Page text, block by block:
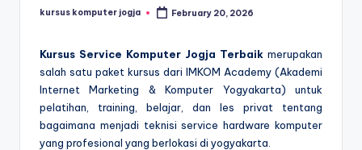
kursus komputer jogja February 20, 2026
Kursus Service Komputer Jogja Terbaik merupakan
salah satu paket kursus dari IMKOM Academy (Akademi
Internet Marketing & Komputer Yogyakarta) untuk
pelatihan, training, belajar, dan les privat tentang
bagaimana menjadi teknisi service hardware komputer
yang profesional yang berlokasi di yogyakarta.